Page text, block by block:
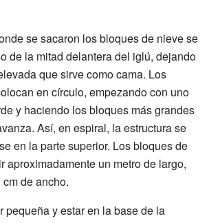
se sacaron los bloques de nieve se
de la mitad delantera del iglú, dejando
que sirve como cama. Los
en círculo, empezando con uno
y haciendo los bloques más grandes
Así, en espiral, la estructura se
en la parte superior. Los bloques de
aproximadamente un metro de largo,
de ancho.
pequeña y estar en la base de la